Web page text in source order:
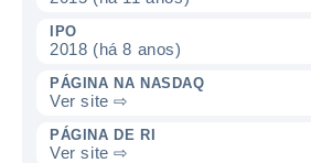
IPO
2018 (há 8 anos)
PÁGINA NA NASDAQ
Ver site ⇨
PÁGINA DE RI
Ver site ⇨